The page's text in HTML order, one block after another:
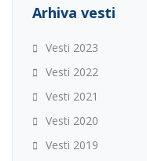
Arhiva vesti
Vesti 2023
Vesti 2022
Vesti 2021
Vesti 2020
Vesti 2019